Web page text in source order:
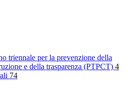
triennale per la prevenzione della
e della trasparenza (PTPCT) 4
74